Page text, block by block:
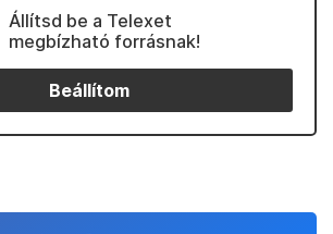
Állítsd be a Telexet
megbízható forrásnak!
Beállítom